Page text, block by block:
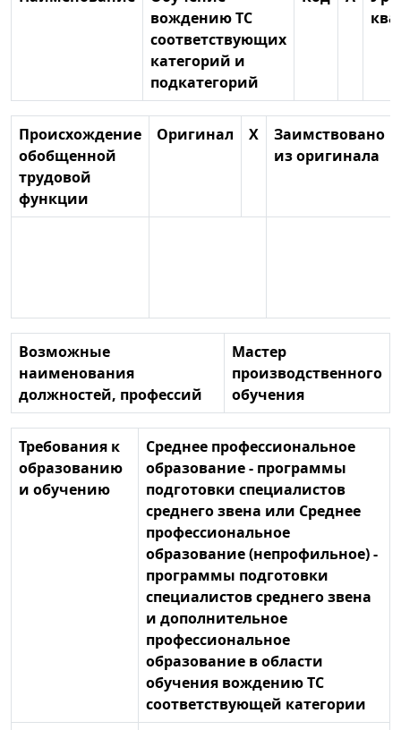
вождению ТС
соответствующих
категорий и
подкатегорий
Происхождение
обобщенной
трудовой
функции
Оригинал X
Заимствовано
из оригинала
Возможные
наименования
должностей, профессий
Мастер
производственного
обучения
Требования к
образованию
и обучению
Среднее профессиональное
образование - программы
подготовки специалистов
среднего звена или Среднее
профессиональное
образование (непрофильное) -
программы подготовки
специалистов среднего звена
и дополнительное
профессиональное
образование в области
обучения вождению ТС
соответствующей категории